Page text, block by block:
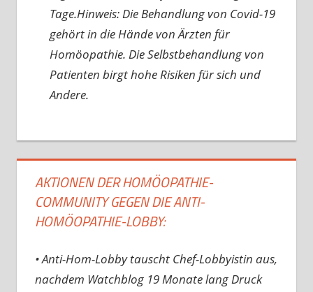
Tage.Hinweis: Die Behandlung von Covid-19
gehört in die Hände von Ärzten für
Homöopathie. Die Selbstbehandlung von
Patienten birgt hohe Risiken für sich und
Andere.
AKTIONEN DER HOMÖOPATHIE-
COMMUNITY GEGEN DIE ANTI-
HOMÖOPATHIE-LOBBY:
• Anti-Hom-Lobby tauscht Chef-Lobbyistin aus,
nachdem Watchblog 19 Monate lang Druck